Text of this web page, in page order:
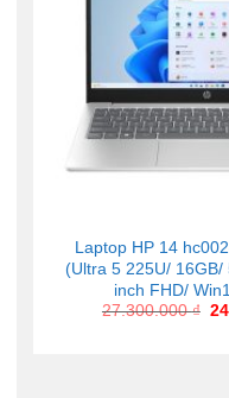
Laptop HP 14
(Ultra 5 225U/ 16GB/
inch FHD/
27.300.000₫